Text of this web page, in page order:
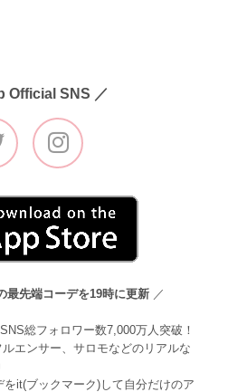
Official SNS ／
最先端コーデを19時に更新 ／
総フォロワー数7,000万人突破！
エンサー、サロモなどのリアルな
it(ブックマーク)して自分だけのア